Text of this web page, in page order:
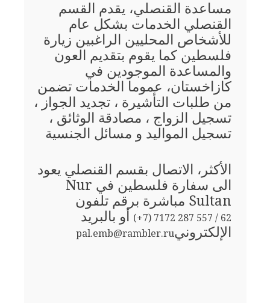
مساعدة القنصلي، يقدم القسم
القنصلي الخدمات بشكل عام
للأشخاص المحليين الراغبين زيارة
فلسطين كما يقوم بتقديم العون
والمساعدة الموجودين في
كازاخستان، عموما الخدمات تضمن
من طلبات التأشيرة ، تجديد الجواز ،
تسجيل الزواج ، مصادقة الوثائق ،
تسجيل المواليد و مسائل الجنسية
الأكثر، الاتصال بقسم القنصلي يعود
الى سفارة فلسطين في Nur
Sultan مباشرة برقم تلفون
(+7) 7172 287 557 / 62 أو بالبريد
الإلكترونيpal.emb@rambler.ru